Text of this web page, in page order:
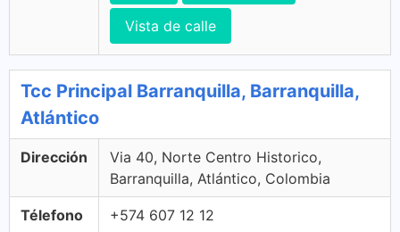
Vista de calle
Tcc Principal Barranquilla, Barranquilla,
Atlántico
Dirección
Via 40, Norte Centro Historico,
Barranquilla, Atlántico, Colombia
Télefono +574 607 12 12